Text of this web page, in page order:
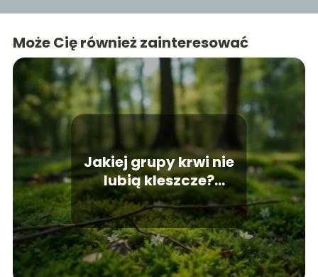
Może Cię również zainteresować
Jakiej grupy krwi nie
lubią kleszcze?
Odpowiedź zaskakuje!